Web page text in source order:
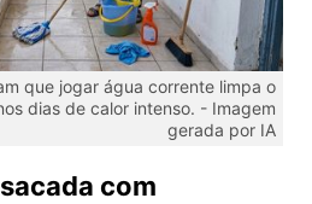
que jogar água corrente limpa o
dias de calor intenso. - Imagem
gerada por IA
com